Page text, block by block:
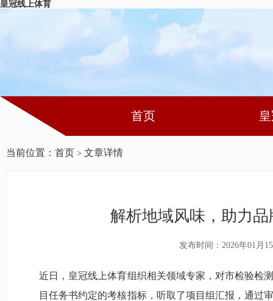
皇冠线上体育
首页
当前位置： 首页 > 文章详情
解析地域风味，助力
发布时间：2026年01月
近日，皇冠线上体育组织相关领域专家，对市检验检
目任务书约定的考核指标，听取了项目组汇报，通过